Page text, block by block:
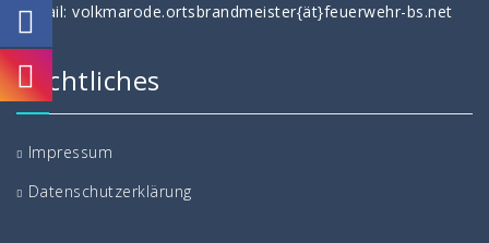
E-Mail: volkmarode.ortsbrandmeister{ät}feuerwehr-bs.net
Rechtliches
Impressum
Datenschutzerklärung